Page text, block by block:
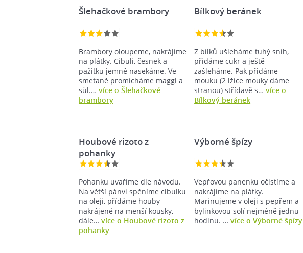
Šlehačkové brambory
Brambory oloupeme, nakrájíme
na plátky. Cibuli, česnek a
pažitku jemně nasekáme. Ve
smetaně promícháme maggi a
sůl.… více o Šlehačkové
brambory
Bílkový beránek
Z bílků ušleháme tuhý sníh,
přidáme cukr a ještě
zašleháme. Pak přidáme
mouku (2 lžíce mouky dáme
stranou) střídavě s…více o
Bílkový beránek
Houbové rizoto z
pohanky
Pohanku uvaříme dle návodu.
Na větší pánvi spěníme cibulku
na oleji, přídáme houby
nakrájené na menší kousky,
dále… více o Houbové rizoto z
pohanky
Výborné špízy
Vepřovou panenku očistíme a
nakrájíme na plátky.
Marinujeme v oleji s pepřem a
bylinkovou solí nejméně jednu
hodinu. …více o Výborné špízy